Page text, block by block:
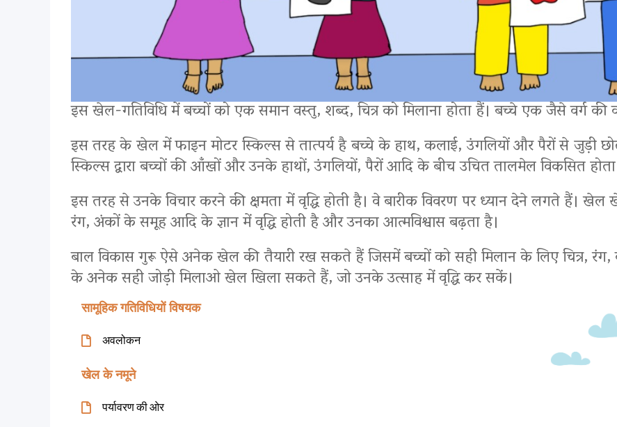
इस खेल-गतिविधि में बच्चों को एक समान वस्तु, शब्द, चित्र को मिलाना होता हैं। बच्चे एक जैसे वर्ग
इस तरह के खेल में फाइन मोटर स्किल्स से तात्पर्य है बच्चे के हाथ, कलाई, उंगलियों और पैरों से जुड़ी
स्किल्स द्वारा बच्चों की आँखों और उनके हाथों, उंगलियों, पैरों आदि के बीच उचित तालमेल विकसित
इस तरह से उनके विचार करने की क्षमता में वृद्धि होती है। वे बारीक विवरण पर ध्यान देने लगते
रंग, अंकों के समूह आदि के ज्ञान में वृद्धि होती है और उनका आत्मविश्वास बढ़ता है।
बाल विकास गुरू ऐसे अनेक खेल की तैयारी रख सकते हैं जिसमें बच्चों को सही मिलान के लिए चित्र,
के अनेक सही जोड़ी मिलाओ खेल खिला सकते हैं, जो उनके उत्साह में वृद्धि कर सकें।
सामूहिक गतिविधियों विषयक
अवलोकन
खेल के नमूने
पर्यावरण की ओर